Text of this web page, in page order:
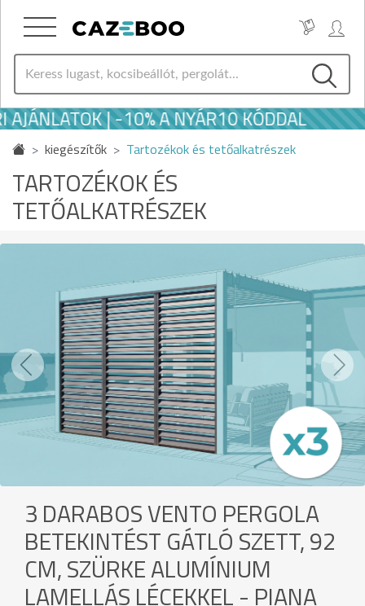
| -10% A NYÁR10 KÓDDAL
kiegészítők Tartozékok és tetőalkatrészek
TARTOZÉKOK ÉS
TETŐALKATRÉSZEK
Previous Next
3 DARABOS VENTO PERGOLA
BETEKINTÉST GÁTLÓ SZETT, 92
CM, SZÜRKE ALUMÍNIUM
LAMELLÁS LÉCEKKEL - PIANA